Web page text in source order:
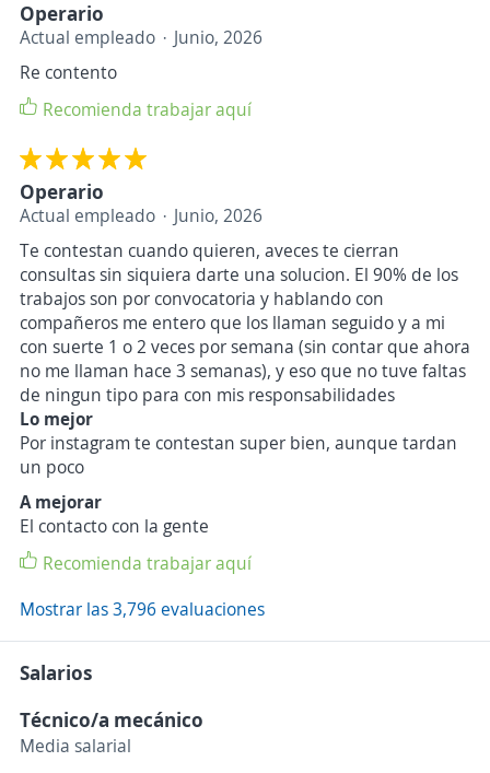
Operario
Actual empleado
Junio, 2026
Re contento
Recomienda trabajar aquí
Operario
Actual empleado
Junio, 2026
Te contestan cuando quieren, aveces te cierran
consultas sin siquiera darte una solucion. El 90% de los
trabajos son por convocatoria y hablando con
compañeros me entero que los llaman seguido y a mi
con suerte 1 o 2 veces por semana (sin contar que ahora
no me llaman hace 3 semanas), y eso que no tuve faltas
de ningun tipo para con mis responsabilidades
Lo mejor
Por instagram te contestan super bien, aunque tardan
un poco
A mejorar
El contacto con la gente
Recomienda trabajar aquí
Mostrar las 3,796 evaluaciones
Salarios
Técnico/a mecánico
Media salarial